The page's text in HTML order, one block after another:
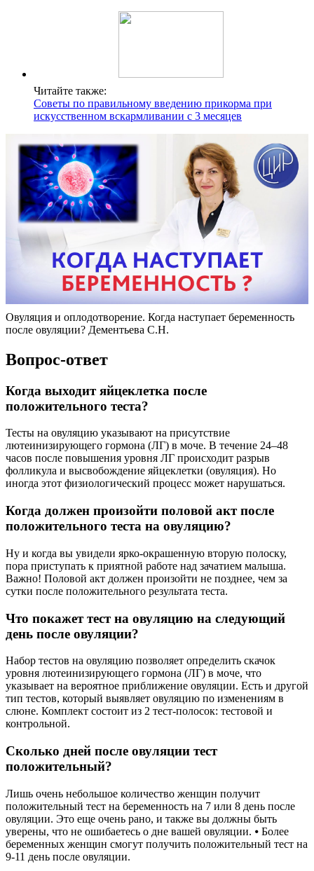
Читайте также:
Советы по правильному введению прикорма при
искусственном вскармливании с 3 месяцев
Овуляция и оплодотворение. Когда наступает беременность
после овуляции? Дементьева С.Н.
Вопрос-ответ
Когда выходит яйцеклетка после
положительного теста?
Тесты на овуляцию указывают на присутствие
лютеинизирующего гормона (ЛГ) в моче. В течение 24–48
часов после повышения уровня ЛГ происходит разрыв
фолликула и высвобождение яйцеклетки (овуляция). Но
иногда этот физиологический процесс может нарушаться.
Когда должен произойти половой акт после
положительного теста на овуляцию?
Ну и когда вы увидели ярко-окрашенную вторую полоску,
пора приступать к приятной работе над зачатием малыша.
Важно! Половой акт должен произойти не позднее, чем за
сутки после положительного результата теста.
Что покажет тест на овуляцию на следующий
день после овуляции?
Набор тестов на овуляцию позволяет определить скачок
уровня лютеинизирующего гормона (ЛГ) в моче, что
указывает на вероятное приближение овуляции. Есть и другой
тип тестов, который выявляет овуляцию по изменениям в
слюне. Комплект состоит из 2 тест-полосок: тестовой и
контрольной.
Сколько дней после овуляции тест
положительный?
Лишь очень небольшое количество женщин получит
положительный тест на беременность на 7 или 8 день после
овуляции. Это еще очень рано, и также вы должны быть
уверены, что не ошибаетесь о дне вашей овуляции. ⦁ Более
беременных женщин смогут получить положительный тест на
9-11 день после овуляции.